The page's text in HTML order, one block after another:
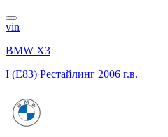
vin
BMW X3
I (E83) Рестайлинг 2006 г.в.